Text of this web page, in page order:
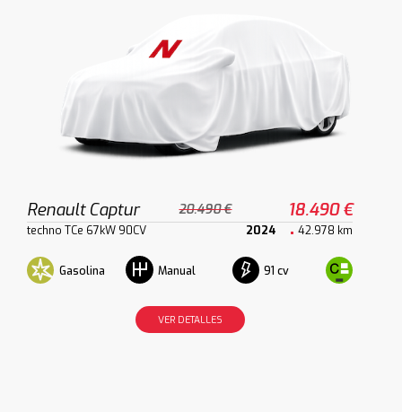
Renault Captur 20.490 € 18.490 €
techno TCe 67kW 90CV 2024 42.978 km
Gasolina Manual 91 cv
VER DETALLES